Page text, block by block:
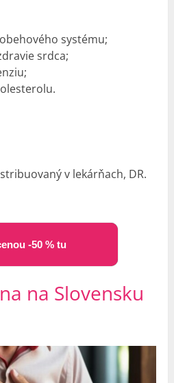
systému;
srdca;
v lekárňach, DR.
-50 % tu
na Slovensku